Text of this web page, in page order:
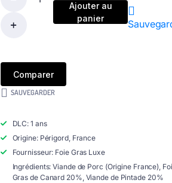
Ajouter au
panier
Comparer
SAUVEGARDER
DLC: 1 ans
Origine: Périgord, France
Fournisseur: Foie Gras Luxe
Ingrédients: Viande de Porc (Origine France),
Gras de Canard 20%, Viande de Pintade 20%